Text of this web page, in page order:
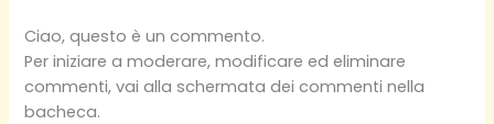
Ciao, questo è un commento.
Per iniziare a moderare, modificare ed eliminare
commenti, vai alla schermata dei commenti nella
bacheca.